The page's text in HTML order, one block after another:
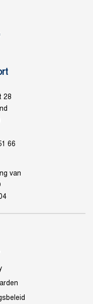
28
66
van